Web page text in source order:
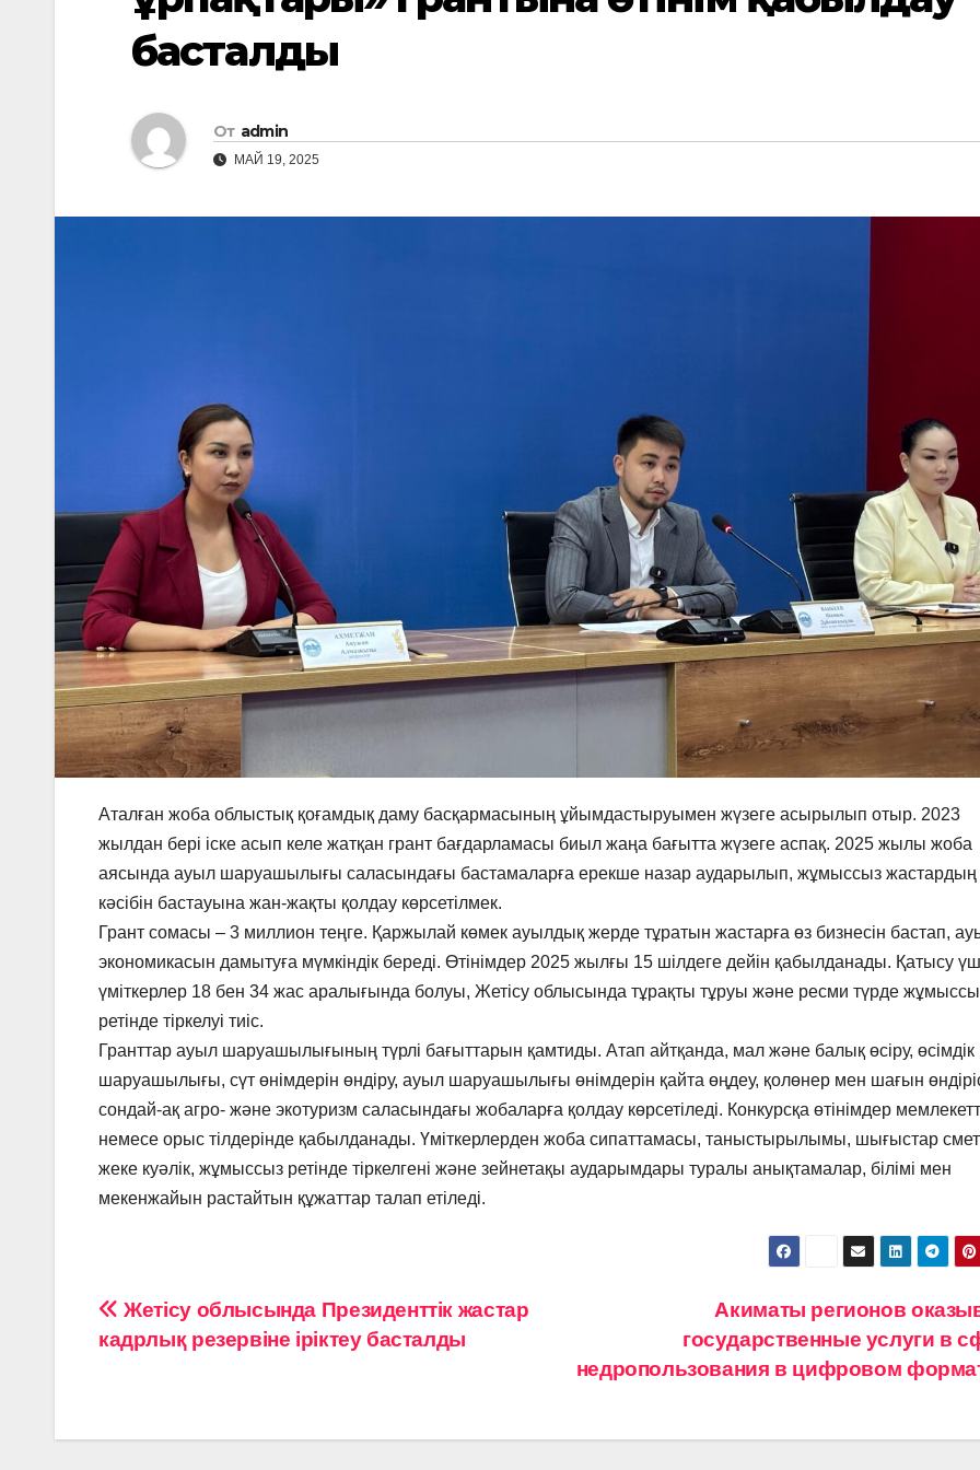
басталды
От admin
МАЙ 19, 2025
Аталған жоба облыстық қоғамдық даму басқармасының ұйымдастыруымен жүзеге асырылып отыр. 2023
жылдан бері іске асып келе жатқан грант бағдарламасы биыл жаңа бағытта жүзеге аспақ. 2025 жылы жоба
аясында ауыл шаруашылығы саласындағы бастамаларға ерекше назар аударылып, жұмыссыз жастардың
кәсібін бастауына жан-жақты қолдау көрсетілмек.
Грант сомасы – 3 миллион теңге. Қаржылай көмек ауылдық жерде тұратын жастарға өз бизнесін бастап,
экономикасын дамытуға мүмкіндік береді. Өтінімдер 2025 жылғы 15 шілдеге дейін қабылданады. Қатысу
үміткерлер 18 бен 34 жас аралығында болуы, Жетісу облысында тұрақты тұруы және ресми түрде
ретінде тіркелуі тиіс.
Гранттар ауыл шаруашылығының түрлі бағыттарын қамтиды. Атап айтқанда, мал және балық өсіру, өсімдік
шаруашылығы, сүт өнімдерін өндіру, ауыл шаруашылығы өнімдерін қайта өңдеу, қолөнер мен шағын
сондай-ақ агро- және экотуризм саласындағы жобаларға қолдау көрсетіледі. Конкурсқа өтінімдер
немесе орыс тілдерінде қабылданады. Үміткерлерден жоба сипаттамасы, таныстырылымы, шығыстар
жеке куәлік, жұмыссыз ретінде тіркелгені және зейнетақы аударымдары туралы анықтамалар, білімі мен
мекенжайын растайтын құжаттар талап етіледі.
Навигация
по
Акиматы регионов
государственные услуги в
недропользования в цифровом
Жетісу облысында Президенттік жастар
кадрлық резервіне іріктеу басталды